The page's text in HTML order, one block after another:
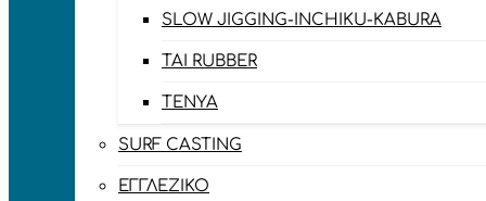
SLOW JIGGING-INCHIKU-KABURA
TAI RUBBER
TENYA
SURF CASTING
ΕΓΓΛΈΖΙΚΟ